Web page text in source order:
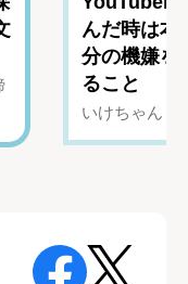
んだ時は
分の機嫌を
ること
いけちゃん（